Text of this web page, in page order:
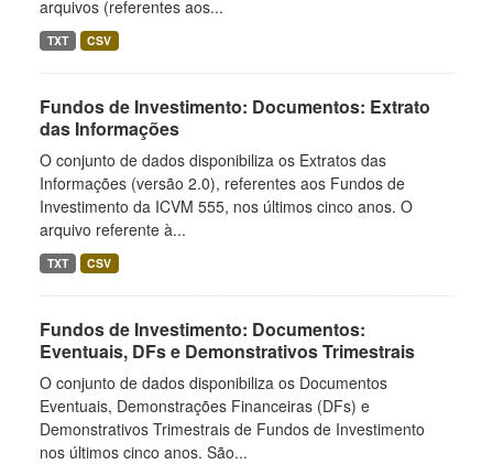
arquivos (referentes aos...
TXT CSV
Fundos de Investimento: Documentos: Extrato
das Informações
O conjunto de dados disponibiliza os Extratos das
Informações (versão 2.0), referentes aos Fundos de
Investimento da ICVM 555, nos últimos cinco anos. O
arquivo referente à...
TXT CSV
Fundos de Investimento: Documentos:
Eventuais, DFs e Demonstrativos Trimestrais
O conjunto de dados disponibiliza os Documentos
Eventuais, Demonstrações Financeiras (DFs) e
Demonstrativos Trimestrais de Fundos de Investimento
nos últimos cinco anos. São...